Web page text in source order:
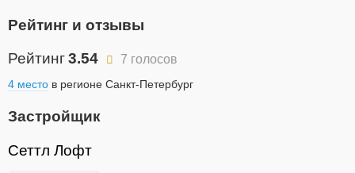
Рейтинг и отзывы
Рейтинг3.54 7 голосов
4 место в регионе Санкт-Петербург
Застройщик
Сеттл Лофт